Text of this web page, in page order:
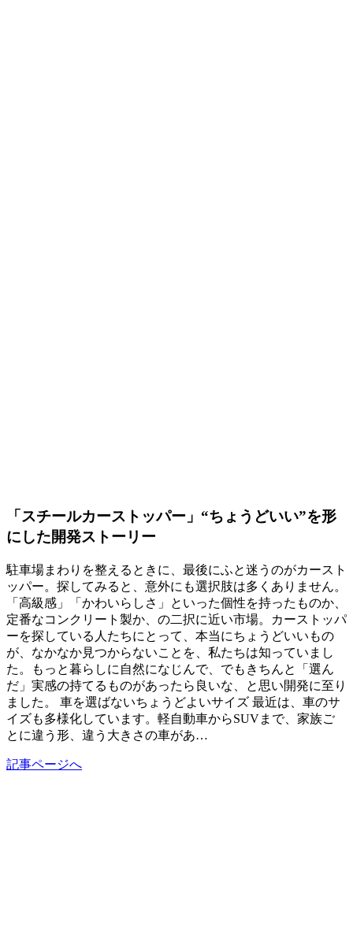
「スチールカーストッパー」“ちょうどいい”を形
にした開発ストーリー
駐車場まわりを整えるときに、最後にふと迷うのがカースト
ッパー。探してみると、意外にも選択肢は多くありません。
「高級感」「かわいらしさ」といった個性を持ったものか、
定番なコンクリート製か、の二択に近い市場。カーストッパ
ーを探している人たちにとって、本当にちょうどいいもの
が、なかなか見つからないことを、私たちは知っていまし
た。もっと暮らしに自然になじんで、でもきちんと「選ん
だ」実感の持てるものがあったら良いな、と思い開発に至り
ました。 車を選ばないちょうどよいサイズ 最近は、車のサ
イズも多様化しています。軽自動車からSUVまで、家族ご
とに違う形、違う大きさの車があ…
記事ページへ